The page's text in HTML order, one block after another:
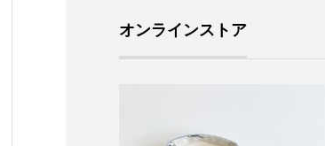
オンラインストア